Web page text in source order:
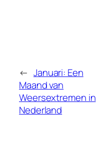
← Januari: Een
Maand van
Weersextremen in
Nederland